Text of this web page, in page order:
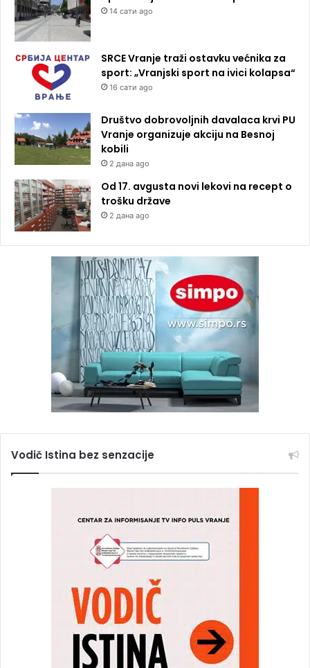
14 сати ago
SRCE Vranje traži ostavku većnika za
sport: „Vranjski sport na ivici kolapsa“
16 сати ago
Društvo dobrovoljnih davalaca krvi PU
Vranje organizuje akciju na Besnoj
kobili
2 дана ago
Od 17. avgusta novi lekovi na recept o
trošku države
2 дана ago
Vodič Istina bez senzacije